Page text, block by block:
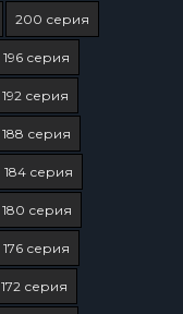
200 серия
196 серия
192 серия
188 серия
184 серия
180 серия
176 серия
172 серия